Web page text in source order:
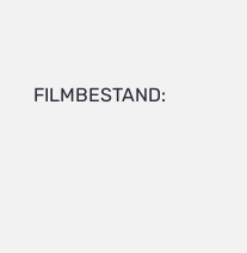
FILMBESTAND: